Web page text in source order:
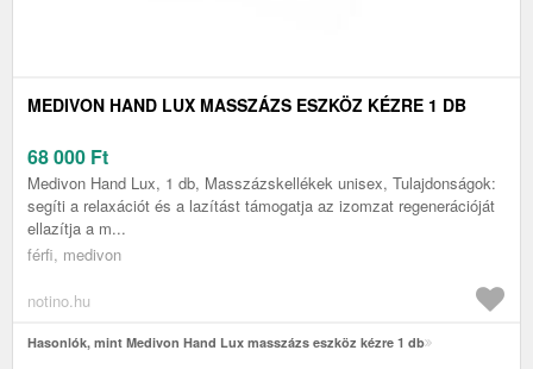
MEDIVON HAND LUX MASSZÁZS ESZKÖZ KÉZRE 1 DB
68 000 Ft
Medivon Hand Lux, 1 db, Masszázskellékek unisex, Tulajdonságok:
segíti a relaxációt és a lazítást támogatja az izomzat regenerációját
ellazítja a m...
férfi, medivon
notino.hu
Hasonlók, mint Medivon Hand Lux masszázs eszköz kézre 1 db